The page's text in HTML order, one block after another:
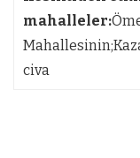
mahalleler:
civa